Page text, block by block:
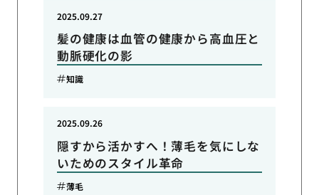
髪の健康は血管の健康から高血圧と
動脈硬化の影
2025.09.27
知識
隠すから活かすへ！薄毛を気にしな
いためのスタイル革命
2025.09.26
薄毛